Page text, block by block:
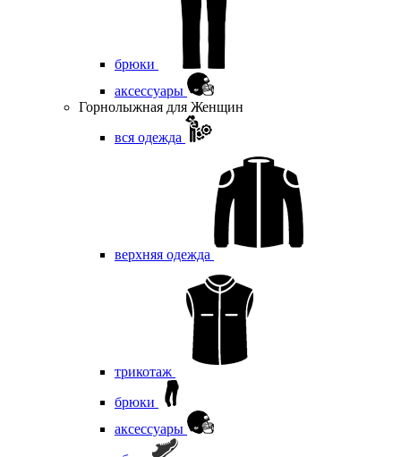
брюки
аксессуары
Горнолыжная для Женщин
вся одежда
верхняя одежда
трикотаж
брюки
аксессуары